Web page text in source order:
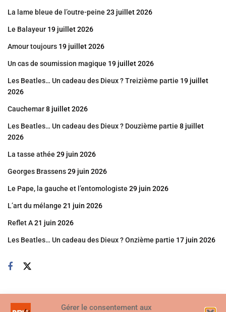
Gérer le consentement aux
La lame bleue de l’outre-peine 23 juillet 2026
Le Balayeur 19 juillet 2026
Amour toujours 19 juillet 2026
Un cas de soumission magique 19 juillet 2026
Les Beatles… Un cadeau des Dieux ? Treizième partie 19 juillet
2026
Cauchemar8 juillet 2026
Les Beatles… Un cadeau des Dieux ? Douzième partie 8 juillet
2026
La tasse athée 29 juin 2026
Georges Brassens29 juin 2026
Le Pape, la gauche et l’entomologiste 29 juin 2026
L’art du mélange 21 juin 2026
Reflet A21 juin 2026
Les Beatles… Un cadeau des Dieux ? Onzième partie 17 juin 2026